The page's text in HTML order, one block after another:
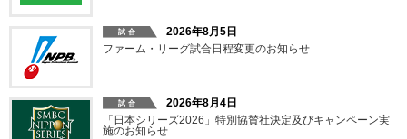
2026年8月5日
ファーム・リーグ試合日程変更のお知らせ
2026年8月4日
「日本シリーズ2026」特別協賛社決定及びキャンペーン実
施のお知らせ